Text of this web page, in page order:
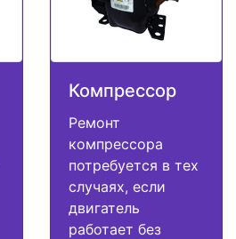
Компрессор
Ремонт
компрессора
потребуется в тех
случаях, если
двигатель
работает без